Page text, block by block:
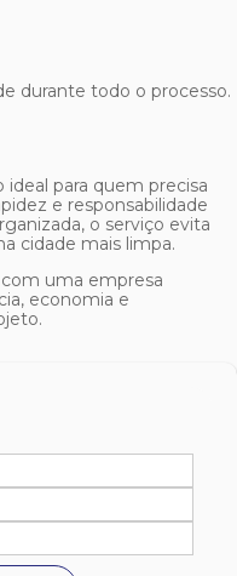
durante todo o processo.
ideal para quem precisa
e responsabilidade
o serviço evita
cidade mais limpa.
com uma empresa
economia e